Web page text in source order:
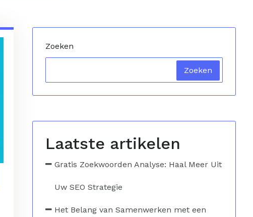
Zoeken
Zoeken
Laatste artikelen
Gratis Zoekwoorden Analyse: Haal Meer Uit
Uw SEO Strategie
Het Belang van Samenwerken met een